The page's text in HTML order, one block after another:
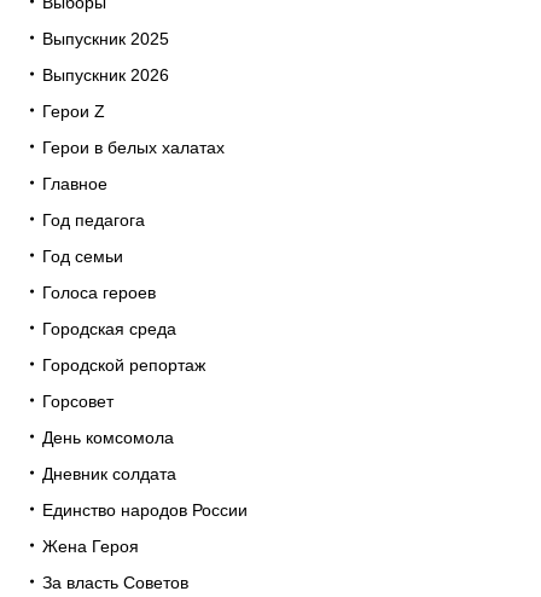
Выпускник 2025
Выпускник 2026
Герои Z
Герои в белых халатах
Главное
Год педагога
Год семьи
Голоса героев
Городская среда
Городской репортаж
Горсовет
День комсомола
Дневник солдата
Единство народов России
Жена Героя
За власть Советов